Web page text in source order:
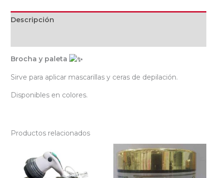
Descripción
Brocha y paleta
Sirve para aplicar mascarillas y ceras de depilación.
Disponibles en colores.
Productos relacionados